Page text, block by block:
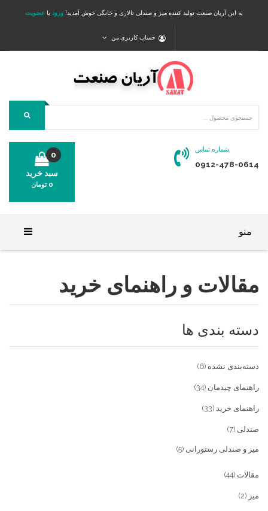
به این آریان صنعت تولید کننده میز و صندلی تالاری و خانگی خوش آمدید! ورود یا عضویت
حساب کاربری من
شماره تماس
0912-478-0614
سبد خرید
0
0 تومان
منو
فروشگاه
میز و صندلی خانگی
تماس با ما
خدمات
تماس با ما
سوالات متداول
پیش پرداخت
مقالات و راهنمای خرید
دسته بندی ها
دسته‌بندی نشده (6)
راهنمای چیدمان (34)
راهنمای خرید (33)
صندلی (7)
میز و صندلی رستورانی (5)
مقالات (44)
میز (2)